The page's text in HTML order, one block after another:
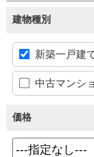
建物種別
新築一戸建
中古マンシ
価格